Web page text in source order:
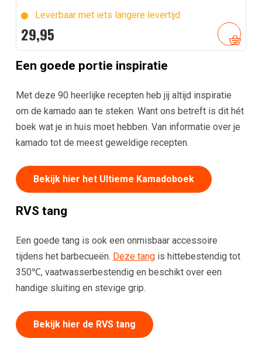
Leverbaar met iets langere levertijd
29,95
Een goede portie inspiratie
Met deze 90 heerlijke recepten heb jij altijd inspiratie
om de kamado aan te steken. Want ons betreft is dit hét
boek wat je in huis moet hebben. Van informatie over je
kamado tot de meest geweldige recepten.
Bekijk hier het Ultieme Kamadoboek
RVS tang
Een goede tang is ook een onmisbaar accessoire
tijdens het barbecueën. Deze tangis hittebestendig tot
350℃, vaatwasserbestendig en beschikt over een
handige sluiting en stevige grip.
Bekijk hier de RVS tang